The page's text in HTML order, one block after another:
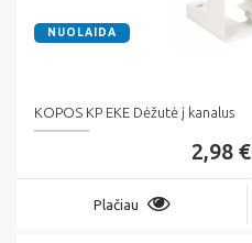
NUOLAIDA
KOPOS KP EKE Dėžutė į kanalus
2,98 €
Plačiau